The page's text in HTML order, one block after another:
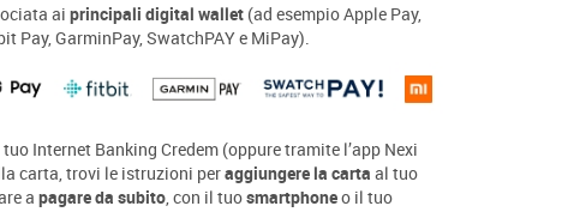
ai principali digital wallet (ad esempio Apple Pay,
Pay, GarminPay, SwatchPAY e MiPay).
Internet Banking Credem (oppure tramite l’app Nexi
carta, trovi le istruzioni peraggiungere la carta al tuo
a pagare da subito , con il tuosmartphoneo il tuo